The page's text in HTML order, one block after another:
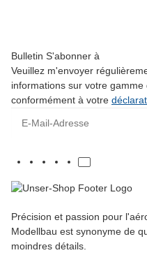
Bulletin S'abonner à
Veuillez m'envoyer
informations sur votre gamme
conformément à votre
Précision et passion pour
Modellbau est synonyme de
moindres détails.